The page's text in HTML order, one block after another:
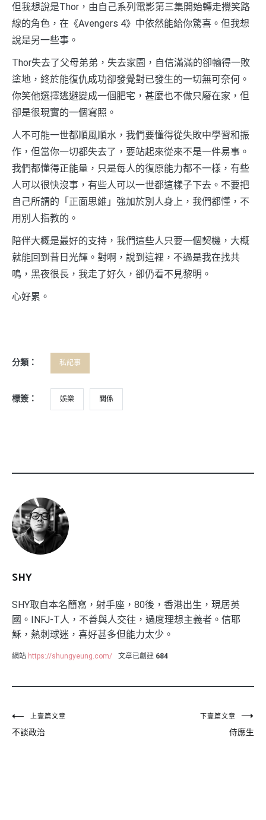
但我想說是Thor，由自己系列電影第三集開始轉走攪笑路
線的角色，在《Avengers 4》中依然能給你驚喜。但我想
說是另一些事。
Thor失去了父母弟弟，失去家園，自信滿滿的卻輸得一敗
塗地，終於能復仇成功卻發覺對已發生的一切無可奈何。
你笑他選擇逃避變成一個肥宅，甚麼也不做只廢在家，但
卻是很現實的一個寫照。
人不可能一世都順風順水，我們要懂得從失敗中學習和振
作，但當你一切都失去了，要站起來從來不是一件易事。
我們都懂得正能量，只是每人的復原能力都不一樣，有些
人可以很快沒事，有些人可以一世都這樣子下去。不要把
自己所謂的「正面思維」強加於別人身上，我們都懂，不
用別人指教的。
陪伴大概是最好的支持，我們這些人只要一個契機，大概
就能回到昔日光輝。對啊，說到這裡，不過是我在找共
鳴，黑夜很長，我走了好久，卻仍看不見黎明。
心好累。
分類： 私記事
標簽： 娛樂 關係
SHY
SHY取自本名簡寫，射手座，80後，香港出生，現居英
國。INFJ-T人，不善與人交往，過度理想主義者。信耶
穌，熱刺球迷，喜好甚多但能力太少。
網站 https://shungyeung.com/ 文章已創建 684
文
章
上壹篇文章
不談政治
下壹篇文章
侍應生